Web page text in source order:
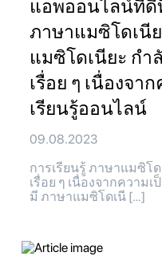
แอพออนไลน์ที่ดี
ภาษาแมซิโดเนี
แมซิโดเนียะ กำ
เรื่อย ๆ เนื่องจา
เรียนรู้ออนไลน์
09.08.2023
การเรียนรู้ ภาษาแมซิโ
เรื่อย ๆ เนื่องจากความ
มี ภาษาแมซิโดเนี […]